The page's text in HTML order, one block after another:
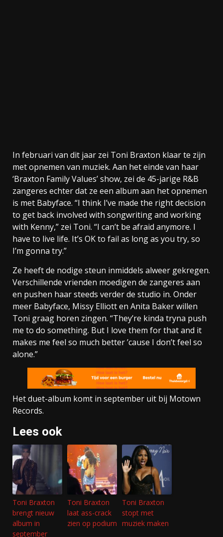
In februari van dit jaar zei Toni Braxton klaar te zijn
met opnemen van muziek. Aan het einde van haar
‘Braxton Family Values’ show, zei de 45-jarige R&B
zangeres echter dat ze een album aan het opnemen
is met Babyface. “I think I’ve made the right decision
to get back involved with songwriting and working
with Kenny,” zei Toni. “I can’t be afraid anymore. I
have to live life. It’s OK to fail as long as you try, so
I’m gonna try.”
Ze heeft de nodige steun inmiddels alweer gekregen.
Verschillende vrienden moedigen de zangeres aan
en pushen haar steeds verder de studio in. Onder
meer Babyface, Missy Elliott en Anita Baker willen
Toni graag horen zingen. “They’re kinda tryna push
me to do something. But I love them for that and it
makes me feel so much better ’cause I don’t feel so
alone.”
Het duet-album komt in september uit bij Motown
Records.
Lees ook
Toni Braxton
brengt nieuw
album in
september
Toni Braxton
laat ass-crack
zien op podium
Toni Braxton
stopt met
muziek maken